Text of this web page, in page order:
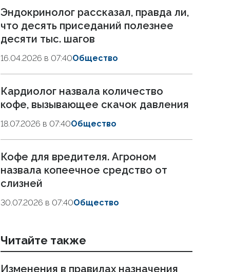
Эндокринолог рассказал, правда ли,
что десять приседаний полезнее
десяти тыс. шагов
16.04.2026 в 07:40Общество
Кардиолог назвала количество
кофе, вызывающее скачок давления
18.07.2026 в 07:40Общество
Кофе для вредителя. Агроном
назвала копеечное средство от
слизней
30.07.2026 в 07:40Общество
Читайте также
Изменения в правилах назначения